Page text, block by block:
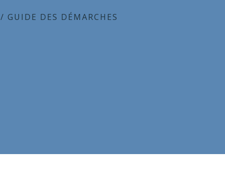
/GUIDE DES DÉMARCHES